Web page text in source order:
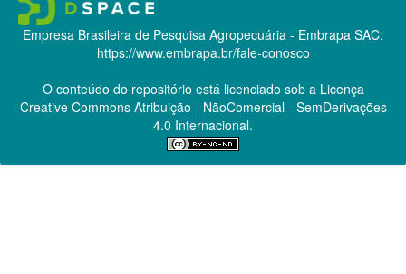
Empresa Brasileira de Pesquisa Agropecuária - Embrapa SAC:
https://www.embrapa.br/fale-conosco
O conteúdo do repositório está licenciado sob a Licença
Creative CommonsAtribuição - NãoComercial - SemDerivações
4.0 Internacional.